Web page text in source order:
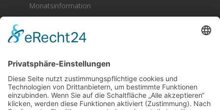
Monatsinformation
Monatsinformation
Suche
Datenschutz
Cookie-Einstellungen